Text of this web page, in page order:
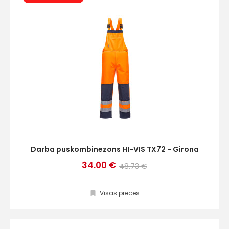
Darba puskombinezons HI-VIS TX72 - Girona
34.00 € 48.73 €
Visas preces